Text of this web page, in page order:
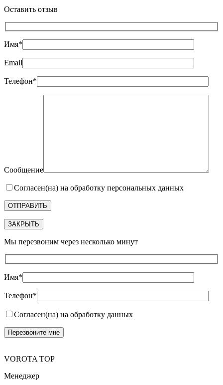
Оставить отзыв
Имя*
Email
Телефон*
Сообщение
Согласен(на) на обработку персональных данных
ЗАКРЫТЬ
Мы перезвоним через несколько минут
Имя*
Телефон*
Согласен(на) на обработку данных
VOROTA TOP
Менеджер